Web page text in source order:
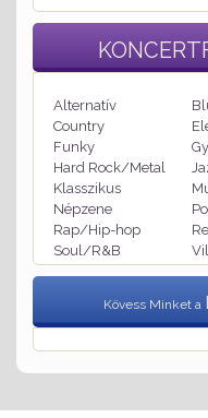
Alternatív
Country
Funky
Hard Rock/Metal
Klasszikus
Népzene
Rap/Hip-hop
Soul/R&B
Kövess Minket a